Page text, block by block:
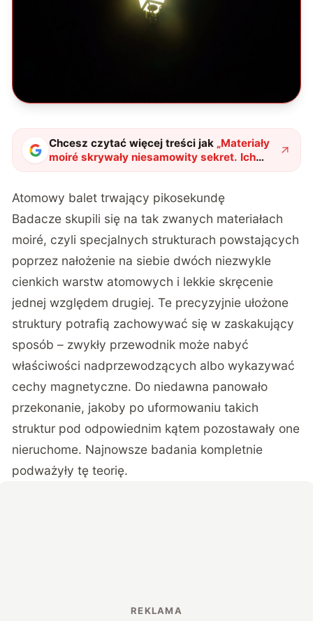
Chcesz czytać więcej treści jak „Materiały
moiré skrywały niesamowity sekret. Ich
atomy wykonują idealnie zsynchronizowany
Atomowy balet trwający pikosekundę
Badacze skupili się na tak zwanych materiałach
moiré, czyli specjalnych strukturach powstających
poprzez nałożenie na siebie dwóch niezwykle
cienkich warstw atomowych i lekkie skręcenie
jednej względem drugiej. Te precyzyjnie ułożone
struktury potrafią zachowywać się w zaskakujący
sposób – zwykły przewodnik może nabyć
właściwości nadprzewodzących albo wykazywać
cechy magnetyczne. Do niedawna panowało
przekonanie, jakoby po uformowaniu takich
struktur pod odpowiednim kątem pozostawały one
nieruchome. Najnowsze badania kompletnie
podważyły tę teorię.